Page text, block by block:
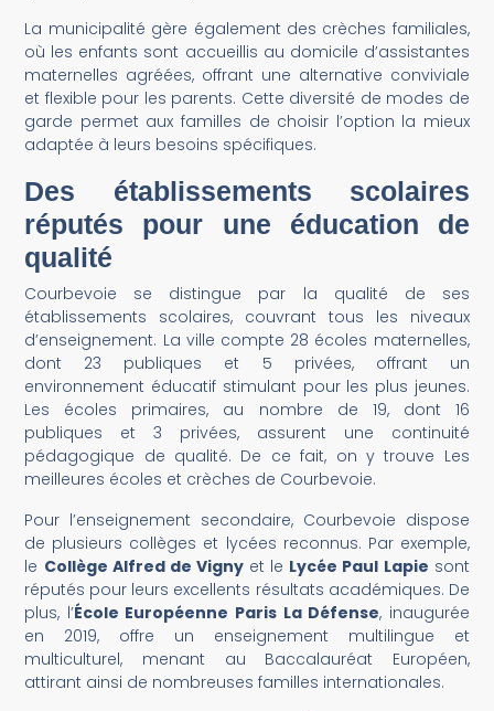
La municipalité gère également des crèches familiales,
où les enfants sont accueillis au domicile d’assistantes
maternelles agréées, offrant une alternative conviviale
et flexible pour les parents. Cette diversité de modes de
garde permet aux familles de choisir l’option la mieux
adaptée à leurs besoins spécifiques.
Des établissements scolaires
réputés pour une éducation de
qualité
Courbevoie se distingue par la qualité de ses
établissements scolaires, couvrant tous les niveaux
d’enseignement. La ville compte 28 écoles maternelles,
dont 23 publiques et 5 privées, offrant un
environnement éducatif stimulant pour les plus jeunes.
Les écoles primaires, au nombre de 19, dont 16
publiques et 3 privées, assurent une continuité
pédagogique de qualité. De ce fait, on y trouve Les
meilleures écoles et crèches de Courbevoie.
Pour l’enseignement secondaire, Courbevoie dispose
de plusieurs collèges et lycées reconnus. Par exemple,
le Collège Alfred de Vignyet le Lycée Paul Lapie sont
réputés pour leurs excellents résultats académiques. De
plus, l’École Européenne Paris La Défense, inaugurée
en 2019, offre un enseignement multilingue et
multiculturel, menant au Baccalauréat Européen,
attirant ainsi de nombreuses familles internationales.